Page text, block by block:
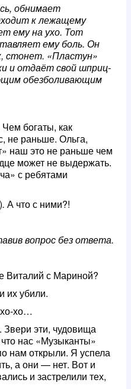
обнимает
к лежащему
ему на ухо. Тот
ему боль. Он
стонет. «Пластун»
и отдаёт свой шприц-
обезболивающим
Чем богаты, как
не раньше. Ольга,
наш это не раньше чем
может не выдержать.
с ребятами
). А что с ними?!
вопрос без ответа.
Виталий с Мариной?
их убили.
хо…
Звери эти, чудовища
нас «Музыканты»
нам открыли. Я успела
а они — нет. Вот и
и застрелили тех,